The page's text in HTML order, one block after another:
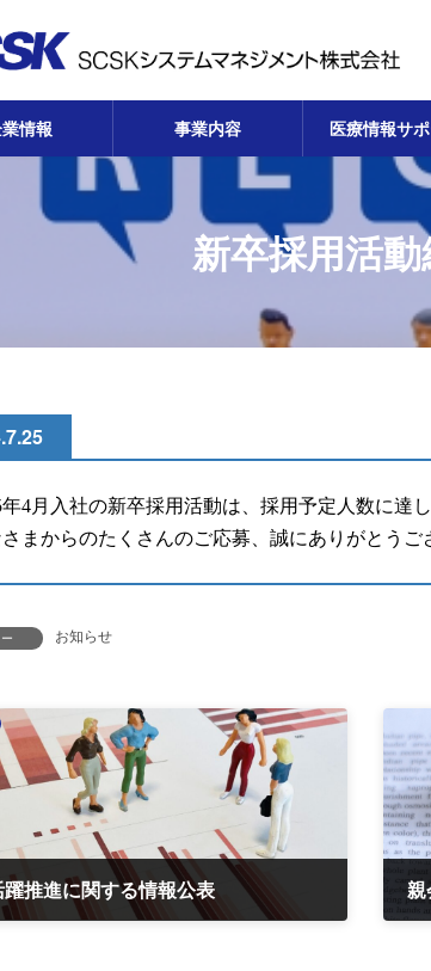
情報 事業内容 医療情報サ
新卒採用活
年4月入社の新卒採用活動は、採用予定人数に達
まからのたくさんのご応募、誠にありがとうご
お知らせ
推進に関する情報公表